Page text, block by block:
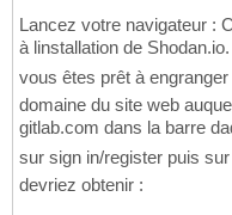
Lancez votre navigateur :
à linstallation de
vous êtes prêt à
domaine du site web
gitlab.com dans la barre
sur sign in/register puis sur
devriez obtenir :